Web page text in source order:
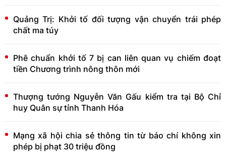
Quảng Trị: Khởi tố đối tượng vận chuyển trái phép
chất ma túy
Phê chuẩn khởi tố 7 bị can liên quan vụ chiếm đoạt
tiền Chương trình nông thôn mới
Thượng tướng Nguyễn Văn Gấu kiểm tra tại Bộ Chỉ
huy Quân sự tỉnh Thanh Hóa
Mạng xã hội chia sẻ thông tin từ báo chí không xin
phép bị phạt 30 triệu đồng